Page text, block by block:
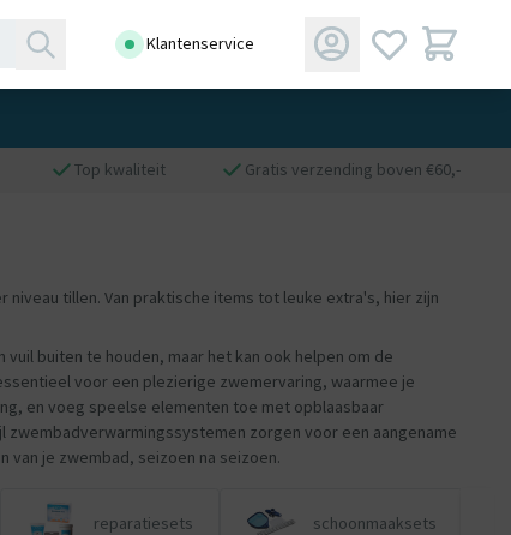
Klantenservice
Top kwaliteit Gratis verzending boven €60,-
tillen. Van praktische items tot leuke extra's, hier zijn
buiten te houden, maar het kan ook helpen om de
voor een plezierige zwemervaring, waarmee je
en voeg speelse elementen toe met opblaasbaar
zorgen voor een aangename
je zwembad, seizoen na seizoen.
reparatiesets schoonmaaksets